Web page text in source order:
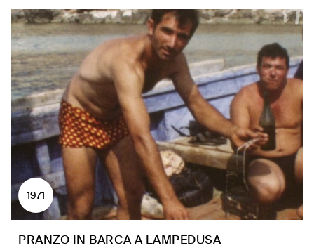
1971
PRANZO IN BARCA A LAMPEDUSA